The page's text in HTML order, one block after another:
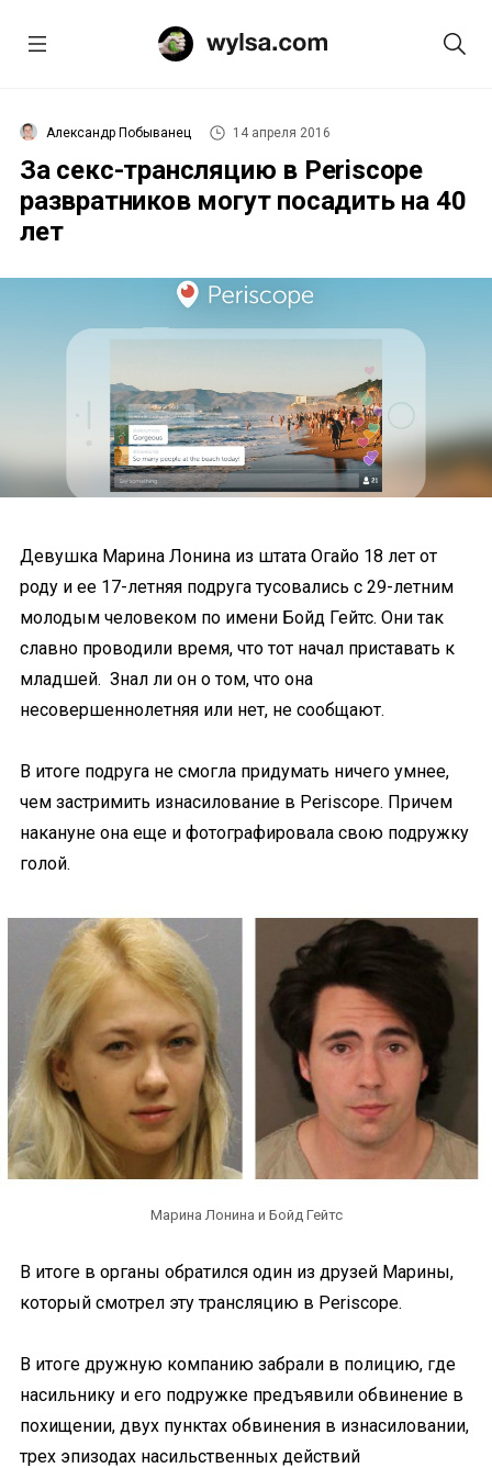
Александр Побыванец 14 апреля 2016
За секс-трансляцию в Periscope
развратников могут посадить на 40
лет
Девушка Марина Лонина из штата Огайо 18 лет от
роду и ее 17-летняя подруга тусовались с 29-летним
молодым человеком по имени Бойд Гейтс. Они так
славно проводили время, что тот начал приставать к
младшей. Знал ли он о том, что она
несовершеннолетняя или нет, не сообщают.
В итоге подруга не смогла придумать ничего умнее,
чем застримить изнасилование в Periscope. Причем
накануне она еще и фотографировала свою подружку
голой.
Марина Лонина и Бойд Гейтс
В итоге в органы обратился один из друзей Марины,
который смотрел эту трансляцию в Periscope.
В итоге дружную компанию забрали в полицию, где
насильнику и его подружке предъявили обвинение в
похищении, двух пунктах обвинения в изнасиловании,
трех эпизодах насильственных действий